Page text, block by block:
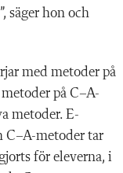
säger hon och
med metoder på
på C–A-
metoder. E-
C–A-metoder tar
för eleverna, i